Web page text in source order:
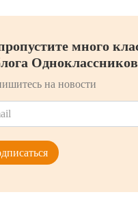
много
на новости